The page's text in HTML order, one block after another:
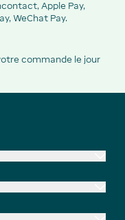
Apple Pay,
WeChat Pay.
commande le jour